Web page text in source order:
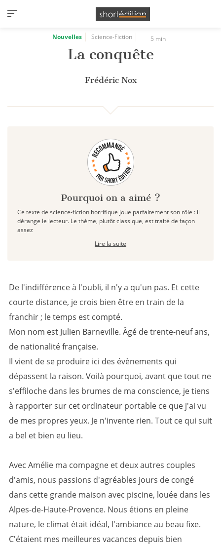
Panneau de gestion des cookies
Nouvelles Science-Fiction 5 min
La conquête
Frédéric Nox
Pourquoi on a aimé ?
Ce texte de science-fiction horrifique joue parfaitement son rôle : il
dérange le lecteur. Le thème, plutôt classique, est traité de façon
assez
Lire la suite
De l'indifférence à l'oubli, il n'y a qu'un pas. Et cette
courte distance, je crois bien être en train de la
franchir ; le temps est compté.
Mon nom est Julien Barneville. Âgé de trente-neuf ans,
de nationalité française.
Il vient de se produire ici des évènements qui
dépassent la raison. Voilà pourquoi, avant que tout ne
s'effiloche dans les brumes de ma conscience, je tiens
à rapporter sur cet ordinateur portable ce que j'ai vu
de mes propres yeux. Je n'invente rien. Tout ce qui suit
a bel et bien eu lieu.
Avec Amélie ma compagne et deux autres couples
d'amis, nous passions d'agréables jours de congé
dans cette grande maison avec piscine, louée dans les
Alpes-de-Haute-Provence. Nous étions en pleine
nature, le climat était idéal, l'ambiance au beau fixe.
C'étaient mes meilleures vacances depuis bien